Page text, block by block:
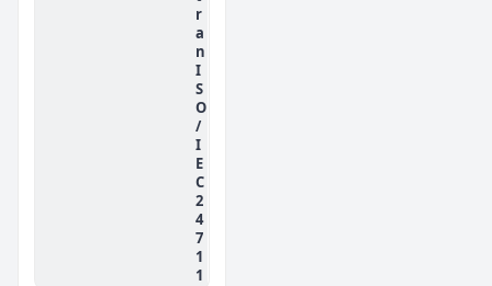
r
a
n
I
S
O
/
I
E
C
2
4
7
1
1